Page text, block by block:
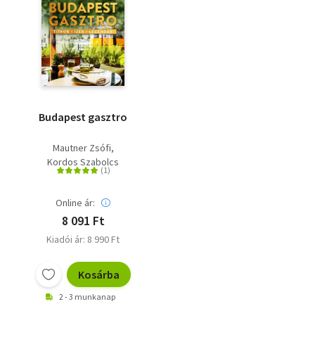
Budapest gasztro
Mautner Zsófi
Kordos Szabolcs
Online ár:
8 091 Ft
Kiadói ár: 8 990 Ft
Kosárba
2 - 3 munkanap